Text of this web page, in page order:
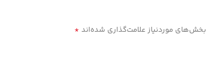
بخش‌های موردنیاز علامت‌گذاری شده‌اند *